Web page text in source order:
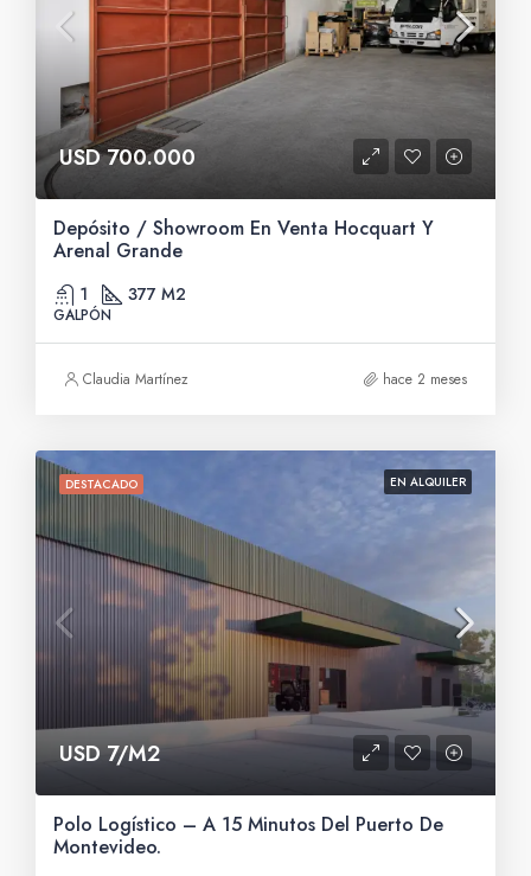
USD 700.000
Depósito / Showroom En Venta Hocquart Y
Arenal Grande
1 377 M2
GALPÓN
Claudia Martínez hace 2 meses
DESTACADO EN ALQUILER
USD 7/M2
Polo Logístico – A 15 Minutos Del Puerto De
Montevideo.